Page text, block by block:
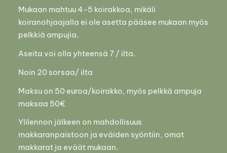
Mukaan mahtuu 4-5 koirakkoa, mikäli
koiranohjaajalla ei ole asetta pääsee mukaan myös
pelkkiä ampujia.
Aseita voi olla yhteensä 7 / ilta.
Noin 20 sorsaa/ ilta
Maksu on 50 euroa/koirakko, myös pelkkä ampuja
maksaa 50€
Ylilennon jälkeen on mahdollisuus
makkaranpaistoon ja eväiden syöntiin, omat
makkarat ja eväät mukaan.